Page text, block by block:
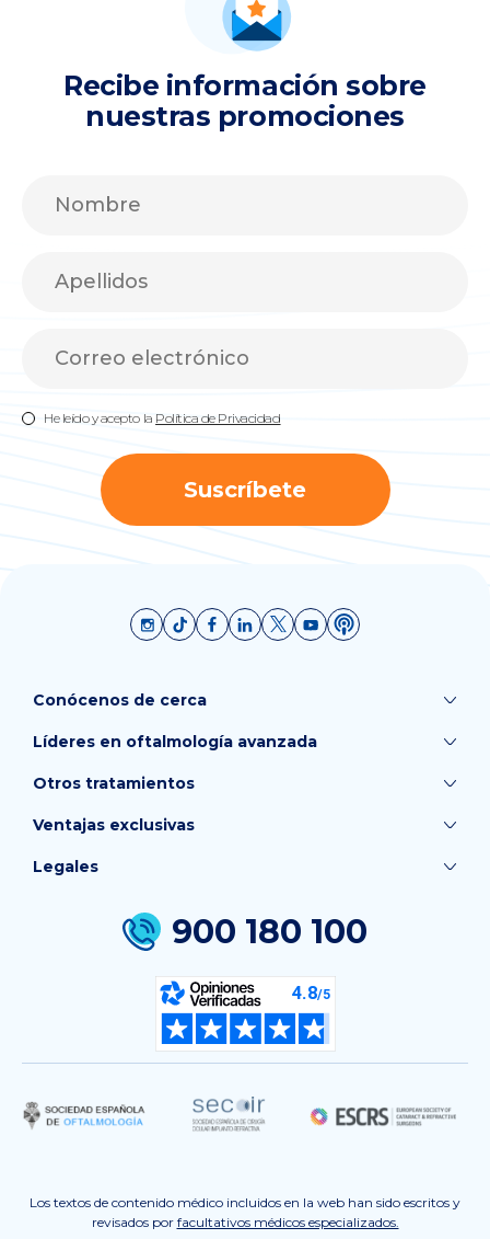
Recibe información sobre
nuestras promociones
He leído y acepto la Política de Privacidad
Suscríbete
Conócenos de cerca
Líderes en oftalmología avanzada
Otros tratamientos
Ventajas exclusivas
900 180 100
Legales
Los textos de contenido médico incluidos en la web han sido escritos y
revisados por facultativos médicos especializados.